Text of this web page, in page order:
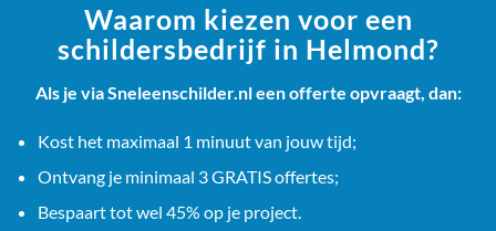
Waarom kiezen voor een
schildersbedrijf in Helmond?
Als je via Sneleenschilder.nl een offerte opvraagt, dan:
Kost het maximaal 1 minuut van jouw tijd;
Ontvang je minimaal 3 GRATIS offertes;
Bespaart tot wel 45% op je project.